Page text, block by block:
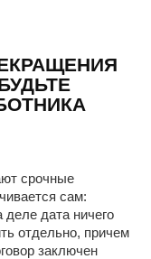
срочные
сам:
дата ничего
отдельно, причем
заключен